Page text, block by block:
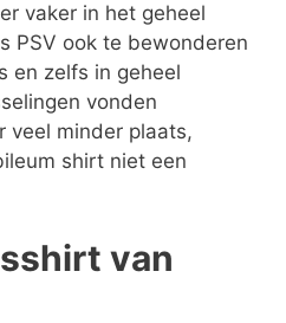
vaker in het geheel
PSV ook te bewonderen
en zelfs in geheel
vonden
veel minder plaats,
shirt niet een
van